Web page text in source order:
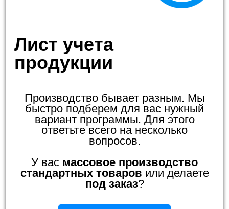
Лист учета
продукции
Производство бывает разным. Мы
быстро подберем для вас нужный
вариант программы. Для этого
ответьте всего на несколько
вопросов.
У вас массовое производство
стандартных товаров или делаете
под заказ?